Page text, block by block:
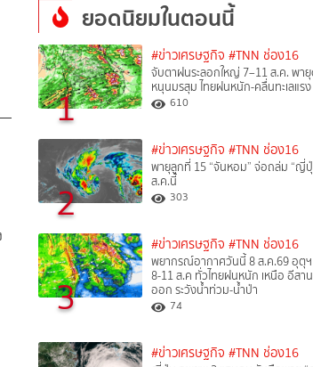
ยอดนิยมในตอนนี้
1
#ข่าวเศรษฐกิจ #TNN ช่อง16
จับตาฝนระลอกใหญ่ 7–11 ส.ค. พา
หนุนมรสุม ไทยฝนหนัก-คลื่นทะเลแรง
610
2
#ข่าวเศรษฐกิจ #TNN ช่อง16
พายุลูกที่ 15 “จันหอม” จ่อถล่ม “ญี่
ส.ค.นี้
303
3
#ข่าวเศรษฐกิจ #TNN ช่อง16
พยากรณ์อากาศวันนี้ 8 ส.ค.69 อุตุฯ
8-11 ส.ค ทั่วไทยฝนหนัก เหนือ อีสา
ออก ระวังน้ำท่วม-น้ำป่า
74
#ข่าวเศรษฐกิจ #TNN ช่อง16